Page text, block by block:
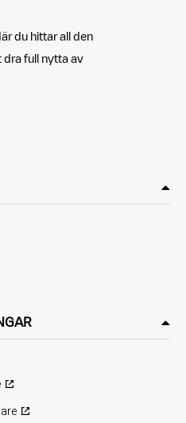
du hittar all den
dra full nytta av